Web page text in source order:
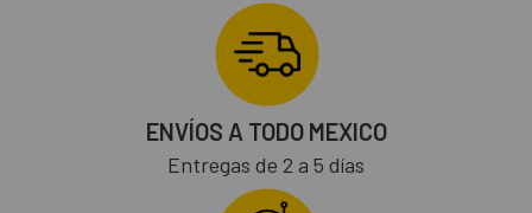
ENVÍOS A TODO MEXICO
Entregas de 2 a 5 días